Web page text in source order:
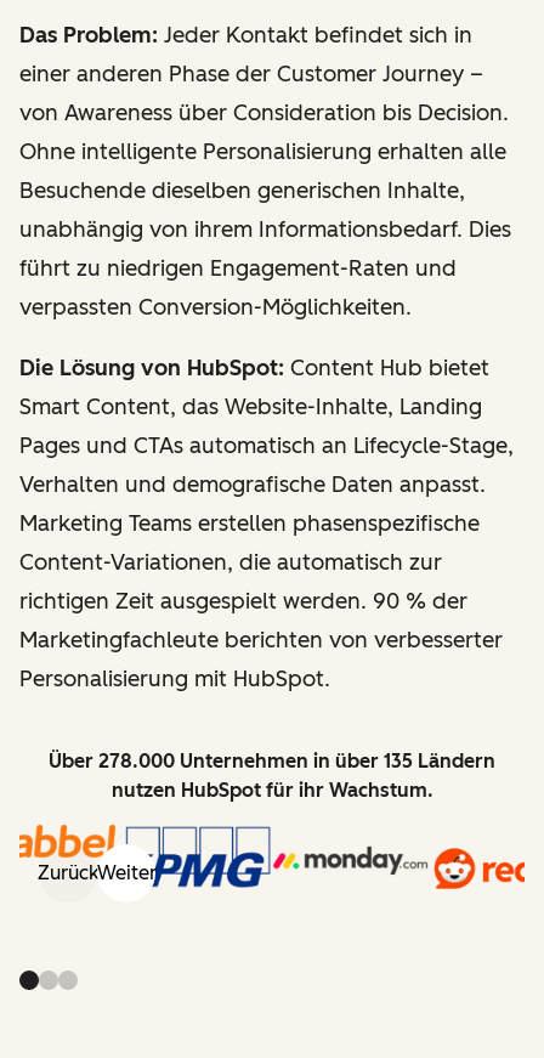
Das Problem: Jeder Kontakt befindet sich in
einer anderen Phase der Customer Journey –
von Awareness über Consideration bis Decision.
Ohne intelligente Personalisierung erhalten alle
Besuchende dieselben generischen Inhalte,
unabhängig von ihrem Informationsbedarf. Dies
führt zu niedrigen Engagement-Raten und
verpassten Conversion-Möglichkeiten.
Die Lösung von HubSpot: Content Hub bietet
Smart Content, das Website-Inhalte, Landing
Pages und CTAs automatisch an Lifecycle-Stage,
Verhalten und demografische Daten anpasst.
Marketing Teams erstellen phasenspezifische
Content-Variationen, die automatisch zur
richtigen Zeit ausgespielt werden. 90 % der
Marketingfachleute berichten von verbesserter
Personalisierung mit HubSpot.
Über 278.000 Unternehmen in über 135 Ländern
nutzen HubSpot für ihr Wachstum.
ZurückWeiter